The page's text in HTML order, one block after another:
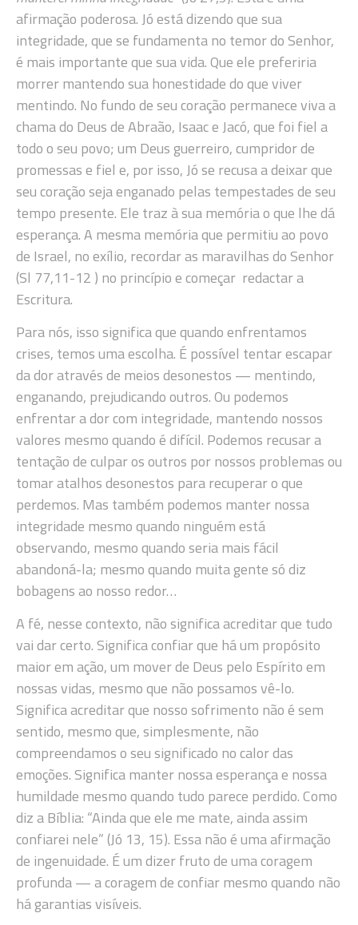
afirmação poderosa. Jó está dizendo que sua
integridade, que se fundamenta no temor do Senhor,
é mais importante que sua vida. Que ele preferiria
morrer mantendo sua honestidade do que viver
mentindo. No fundo de seu coração permanece viva a
chama do Deus de Abraão, Isaac e Jacó, que foi fiel a
todo o seu povo; um Deus guerreiro, cumpridor de
promessas e fiel e, por isso, Jó se recusa a deixar que
seu coração seja enganado pelas tempestades de seu
tempo presente. Ele traz à sua memória o que lhe dá
esperança. A mesma memória que permitiu ao povo
de Israel, no exílio, recordar as maravilhas do Senhor
(Sl 77,11-12 ) no princípio e começar redactar a
Escritura.
Para nós, isso significa que quando enfrentamos
crises, temos uma escolha. É possível tentar escapar
da dor através de meios desonestos — mentindo,
enganando, prejudicando outros. Ou podemos
enfrentar a dor com integridade, mantendo nossos
valores mesmo quando é difícil. Podemos recusar a
tentação de culpar os outros por nossos problemas ou
tomar atalhos desonestos para recuperar o que
perdemos. Mas também podemos manter nossa
integridade mesmo quando ninguém está
observando, mesmo quando seria mais fácil
abandoná-la; mesmo quando muita gente só diz
bobagens ao nosso redor…
A fé, nesse contexto, não significa acreditar que tudo
vai dar certo. Significa confiar que há um propósito
maior em ação, um mover de Deus pelo Espírito em
nossas vidas, mesmo que não possamos vê-lo.
Significa acreditar que nosso sofrimento não é sem
sentido, mesmo que, simplesmente, não
compreendamos o seu significado no calor das
emoções. Significa manter nossa esperança e nossa
humildade mesmo quando tudo parece perdido. Como
diz a Bíblia: “Ainda que ele me mate, ainda assim
confiarei nele” (Jó 13, 15). Essa não é uma afirmação
de ingenuidade. É um dizer fruto de uma coragem
profunda — a coragem de confiar mesmo quando não
há garantias visíveis.